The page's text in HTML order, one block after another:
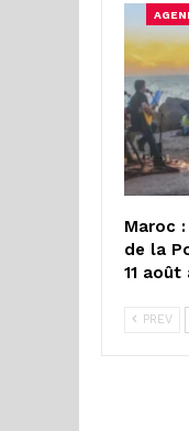
Maroc
de la
11 août
PREV